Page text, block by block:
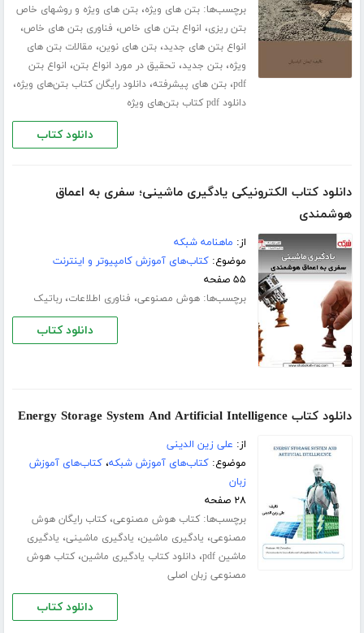
برچسب‌ها:بتن های ویژه،بتن های ویژه و روشهای خاص
بتن ریزی، انواع بتن های خاص، فناوری بتن های خاص،
انواع بتن های جدید،بتن های نوین، مقالات بتن های
ویژه،بتن جدید، تحقیق در مورد انواع بتن، انواع بتن
pdf،بتن های پیشرفته،دانلود رایگان کتاب بتن‌های ویژه،
دانلود pdf کتاب بتن‌های ویژه
دانلود کتاب
دانلود کتاب الکترونیکی یادگیری ماشینی؛ سفری به اعماق
هوشمندی
از: ماهنامه شبکه
موضوع:کتاب‌های آموزش کامپیوتر و اینترنت
۵۵ صفحه
برچسب‌ها:هوش مصنوعی، فناوری اطلاعات،رباتیک
دانلود کتاب
دانلود کتاب Energy Storage System And Artificial Intelligence
از: علی زین الدینی
موضوع:کتاب‌های آموزش شبکه،کتاب‌های آموزش
زبان
۲۸ صفحه
برچسب‌ها:کتاب هوش مصنوعی،کتاب رایگان هوش
مصنوعی، یادگیری ماشین، یادگیری ماشینی، یادگیری
ماشین pdf
،دانلود کتاب یادگیری ماشین،کتاب هوش
مصنوعی زبان اصلی
دانلود کتاب